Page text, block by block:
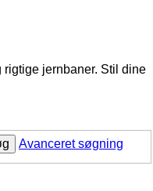
rigtige jernbaner. Stil dine
Avanceret søgning